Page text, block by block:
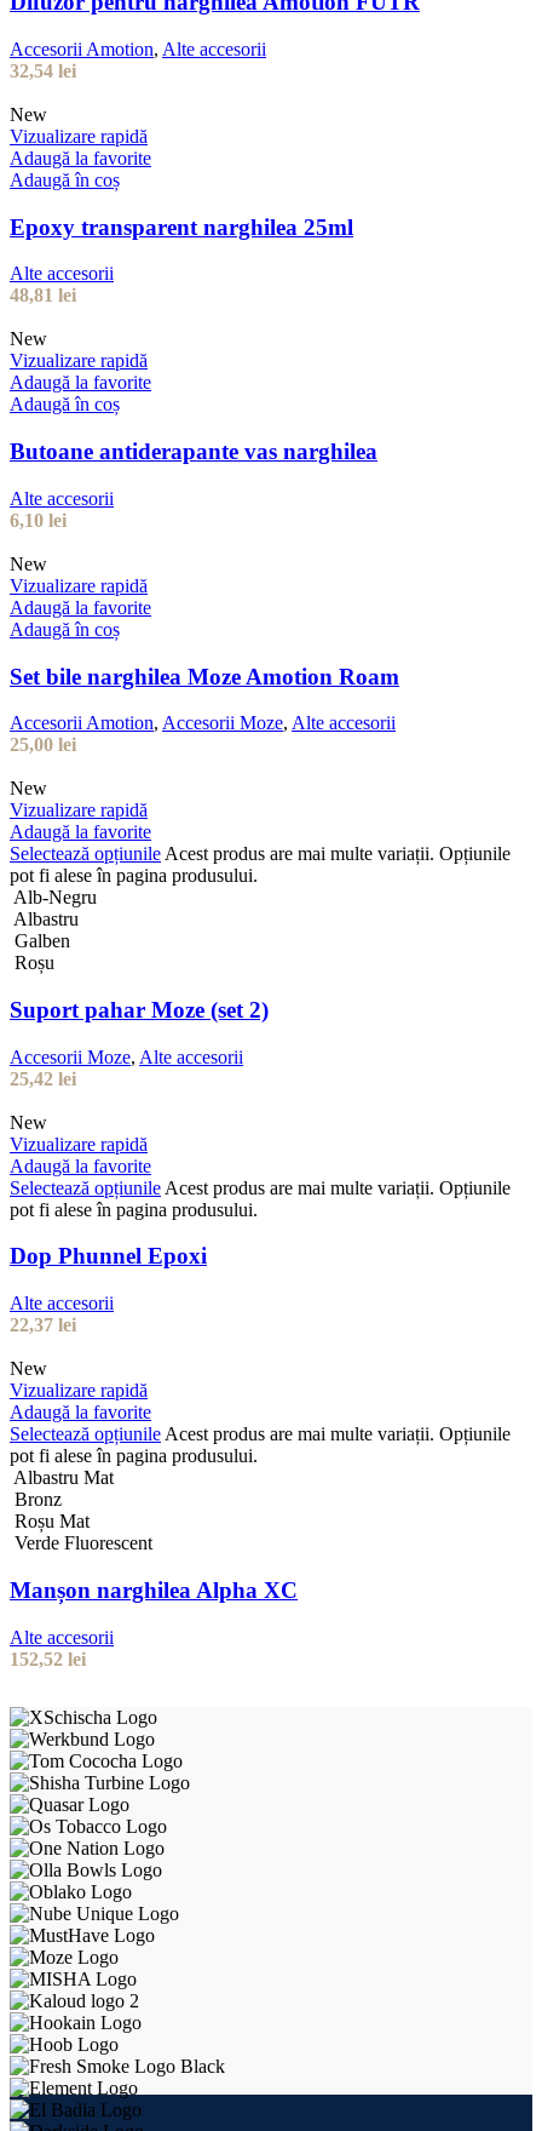
Accesorii Amotion, Alte accesorii
32,54 lei
New
Vizualizare rapidă
Adaugă la favorite
Adaugă în coș
Epoxy transparent narghilea 25ml
Alte accesorii
48,81 lei
New
Vizualizare rapidă
Adaugă la favorite
Adaugă în coș
Butoane antiderapante vas narghilea
Alte accesorii
6,10 lei
New
Vizualizare rapidă
Adaugă la favorite
Adaugă în coș
Set bile narghilea Moze Amotion Roam
Accesorii Amotion, Accesorii Moze, Alte accesorii
25,00 lei
New
Vizualizare rapidă
Adaugă la favorite
Selectează opțiunile Acest produs are mai multe variații. Opțiunile
pot fi alese în pagina produsului.
Alb-Negru
Albastru
Galben
Roșu
Suport pahar Moze (set 2)
Accesorii Moze, Alte accesorii
25,42 lei
New
Vizualizare rapidă
Adaugă la favorite
Selectează opțiunile Acest produs are mai multe variații. Opțiunile
pot fi alese în pagina produsului.
Dop Phunnel Epoxi
Alte accesorii
22,37 lei
New
Vizualizare rapidă
Adaugă la favorite
Selectează opțiunile Acest produs are mai multe variații. Opțiunile
pot fi alese în pagina produsului.
Albastru Mat
Bronz
Roșu Mat
Verde Fluorescent
Manșon narghilea Alpha XC
Alte accesorii
152,52 lei